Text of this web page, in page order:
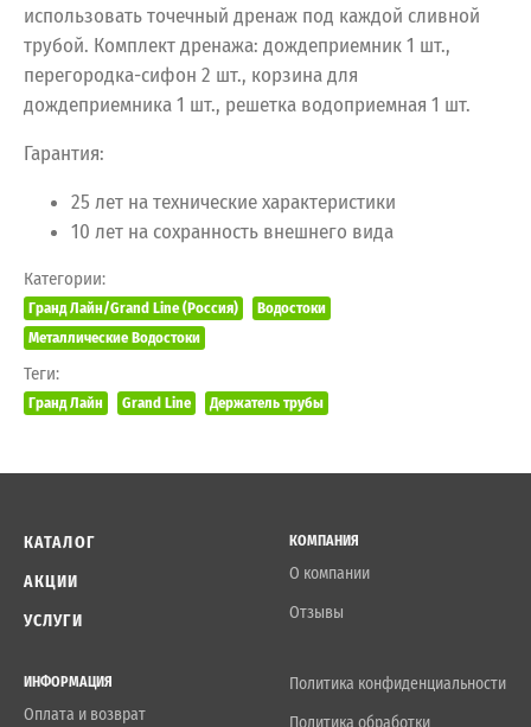
использовать точечный дренаж под каждой сливной
трубой. Комплект дренажа: дождеприемник 1 шт.,
перегородка-сифон 2 шт., корзина для
дождеприемника 1 шт., решетка водоприемная 1 шт.
Гарантия:
25 лет на технические характеристики
10 лет на сохранность внешнего вида
Категории:
Гранд Лайн/Grand Line (Россия)
Водостоки
Металлические Водостоки
Теги:
Гранд Лайн Grand Line Держатель трубы
КАТАЛОГ
АКЦИИ
УСЛУГИ
КОМПАНИЯ
О компании
Отзывы
ИНФОРМАЦИЯ
Оплата и возврат
Политика конфиденциальности
Политика обработки